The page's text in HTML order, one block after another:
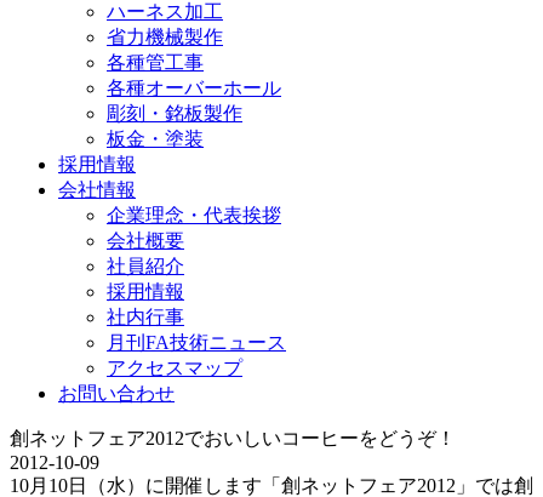
ハーネス加工
省力機械製作
各種管工事
各種オーバーホール
彫刻・銘板製作
板金・塗装
採用情報
会社情報
企業理念・代表挨拶
会社概要
社員紹介
採用情報
社内行事
月刊FA技術ニュース
アクセスマップ
お問い合わせ
創ネットフェア2012でおいしいコーヒーをどうぞ！
2012-10-09
10月10日（水）に開催します「創ネットフェア2012」では創